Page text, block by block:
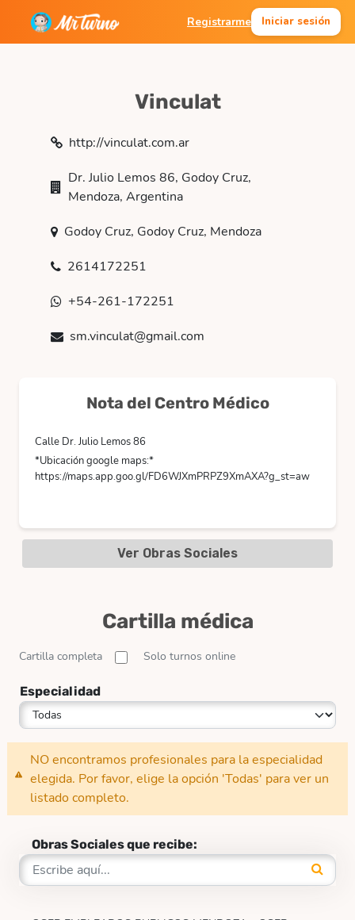
Registrarme Iniciar sesión
Vinculat
http://vinculat.com.ar
Dr. Julio Lemos 86, Godoy Cruz,
Mendoza, Argentina
Godoy Cruz, Godoy Cruz, Mendoza
2614172251
+54-261-172251
sm.vinculat@gmail.com
Nota del Centro Médico
Calle Dr. Julio Lemos 86
*Ubicación google maps:*
https://maps.app.goo.gl/FD6WJXmPRPZ9XmAXA?g_st=aw
Ver Obras Sociales
Cartilla médica
Cartilla completa Solo turnos online
Especialidad
NO encontramos profesionales para la especialidad
elegida. Por favor, elige la opción 'Todas' para ver un
listado completo.
Obras Sociales que recibe: